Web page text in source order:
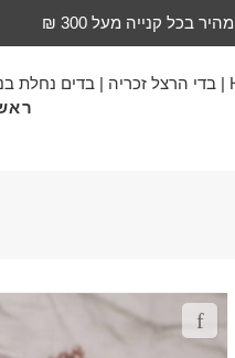
בכל קנייה מעל 300 ₪